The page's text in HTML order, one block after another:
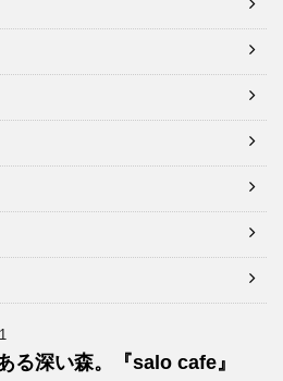
る深い森。『salo cafe』